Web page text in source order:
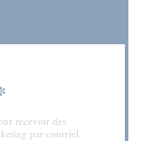
recevoir des
par courriel.